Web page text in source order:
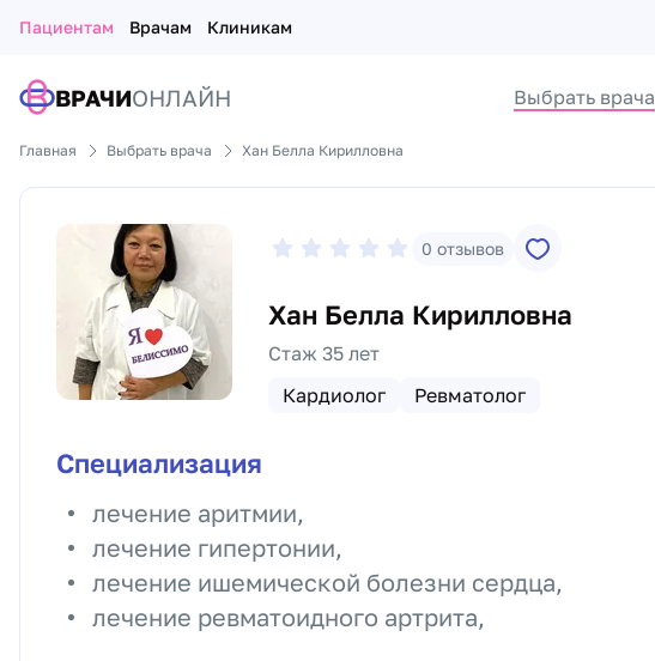
Пациентам Врачам Клиникам
ВРАЧИОНЛАЙН Выбрать врача
Главная Выбрать врача Хан Белла Кирилловна
0 отзывов
Хан Белла Кирилловна
Стаж 35 лет
Кардиолог
Ревматолог
Специализация
лечение аритмии,
лечение гипертонии,
лечение ишемической болезни сердца,
лечение ревматоидного артрита,